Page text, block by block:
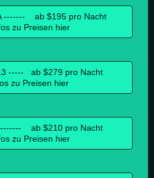
------- ab $195 pro Nacht
zu Preisen hier
----- ab $279 pro Nacht
zu Preisen hier
------- ab $210 pro Nacht
zu Preisen hier